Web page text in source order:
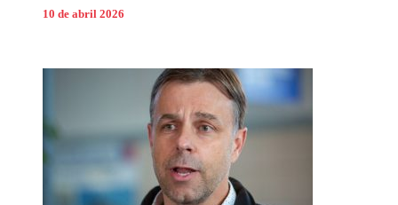
10 de abril 2026